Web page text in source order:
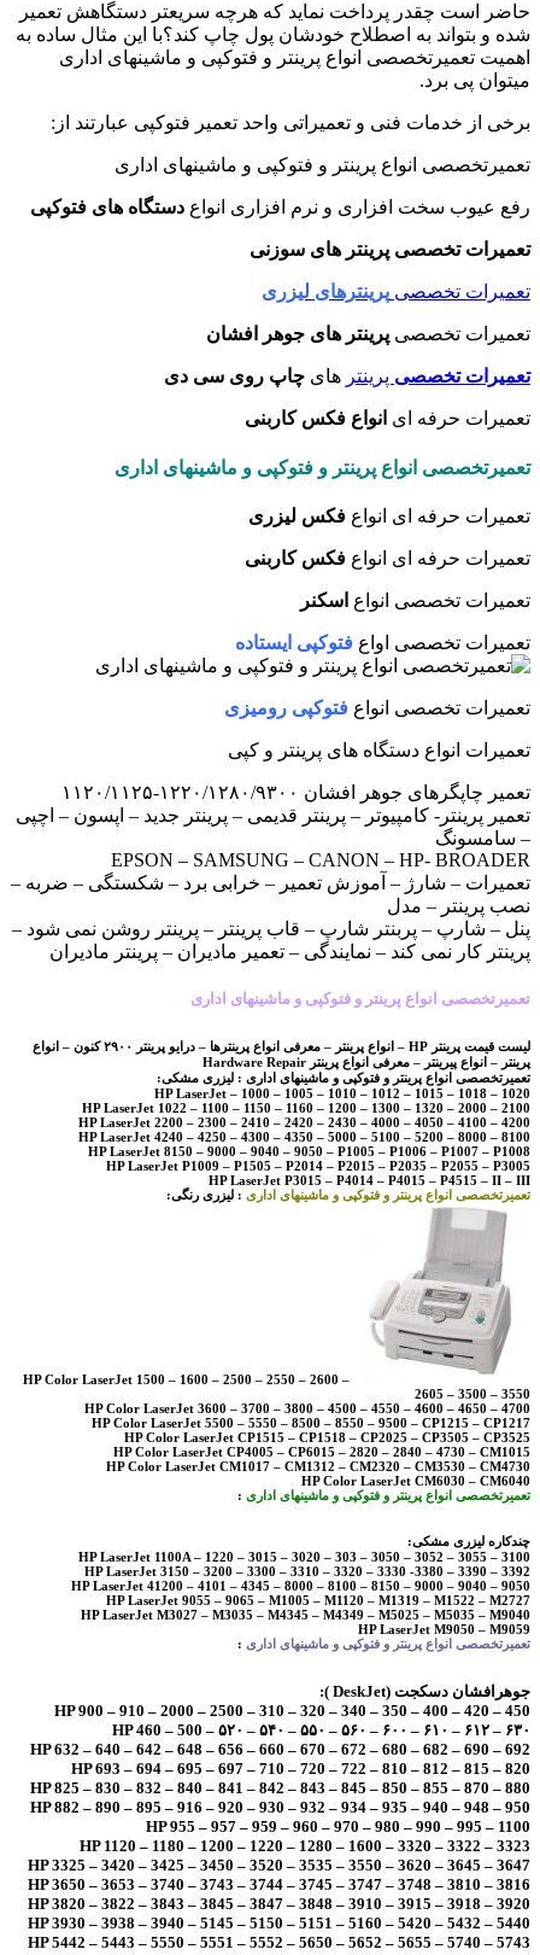
حاضر است چقدر پرداخت نماید که هرچه سریعتر دستگاهش تعمیر
شده و بتواند به اصطلاح خودشان پول چاپ کند؟با این مثال ساده به
اهمیت تعمیرتخصصی انواع پرینتر و فتوکپی و ماشینهای اداری
میتوان پی برد.
برخی از خدمات فنی و تعمیراتی واحد تعمیر فتوکپی عبارتند از:
تعمیرتخصصی انواع پرینتر و فتوکپی و ماشینهای اداری
رفع عیوب سخت افزاری و نرم افزاری انواع دستگاه های فتوکپی
تعمیرات تخصصی پرینتر های سوزنی
تعمیرات تخصصی پرینترهای لیزری
تعمیرات تخصصی پرینتر های جوهر افشان
تعمیرات تخصصی پرینتر های چاپ روی سی دی
تعمیرات حرفه ای انواع فکس کاربنی
تعمیرتخصصی انواع پرینتر و فتوکپی و ماشینهای اداری
تعمیرات حرفه ای انواع فکس لیزری
تعمیرات حرفه ای انواع فکس کاربنی
تعمیرات تخصصی انواع اسکنر
تعمیرات تخصصی اواع فتوکپی ایستاده
تعمیرات تخصصی انواع فتوکپی رومیزی
تعمیرات انواع دستگاه های پرینتر و کپی
تعمیر چاپگرهای جوهر افشان ۱۲۲۰/۱۲۸۰/۹۳۰۰-۱۱۲۰/۱۱۲۵
تعمیر پرینتر- کامپیوتر – پرینتر قدیمی – پرینتر جدید – اپسون – اچپی
– سامسونگ
EPSON – SAMSUNG – CANON – HP- BROADER
تعمیرات – شارژ – آموزش تعمیر – خرابی برد – شکستگی – ضربه –
نصب پرینتر – مدل
پنل – شارپ – پربنتر شارپ – قاب پرینتر – پرینتر روشن نمی شود –
پرینتر کار نمی کند – نمایندگی – تعمیر مادیران – پرینتر مادیران
تعمیرتخصصی انواع پرینتر و فتوکپی و ماشینهای اداری
لیست قیمت پرینتر HP – انواع پرینتر – معرفی انواع پرینترها – درایو پرینتر ۲۹۰۰ کنون – انواع
پرینتر – انواع پیرینتر – معرفی انواع پرینتر Hardware Repair
تعمیرتخصصی انواع پرینتر و فتوکپی و ماشینهای اداری : لیزری مشکی:
HP LaserJet – 1000 – 1005 – 1010 – 1012 – 1015 – 1018 – 1020
HP LaserJet 1022 – 1100 – 1150 – 1160 – 1200 – 1300 – 1320 – 2000 – 2100
HP LaserJet 2200 – 2300 – 2410 – 2420 – 2430 – 4000 – 4050 – 4100 – 4200
HP LaserJet 4240 – 4250 – 4300 – 4350 – 5000 – 5100 – 5200 – 8000 – 8100
HP LaserJet 8150 – 9000 – 9040 – 9050 – P1005 – P1006 – P1007 – P1008
HP LaserJet P1009 – P1505 – P2014 – P2015 – P2035 – P2055 – P3005
HP LaserJet P3015 – P4014 – P4015 – P4515 – II – III
تعمیرتخصصی انواع پرینتر و فتوکپی و ماشینهای اداری : لیزری رنگی:
HP Color LaserJet 1500 – 1600 – 2500 – 2550 – 2600 –
2605 – 3500 – 3550
HP Color LaserJet 3600 – 3700 – 3800 – 4500 – 4550 – 4600 – 4650 – 4700
HP Color LaserJet 5500 – 5550 – 8500 – 8550 – 9500 – CP1215 – CP1217
HP Color LaserJet CP1515 – CP1518 – CP2025 – CP3505 – CP3525
HP Color LaserJet CP4005 – CP6015 – 2820 – 2840 – 4730 – CM1015
HP Color LaserJet CM1017 – CM1312 – CM2320 – CM3530 – CM4730
HP Color LaserJet CM6030 – CM6040
تعمیرتخصصی انواع پرینتر و فتوکپی و ماشینهای اداری :
چندکاره لیزری مشکی:
HP LaserJet 1100A – 1220 – 3015 – 3020 – 303 – 3050 – 3052 – 3055 – 3100
HP LaserJet 3150 – 3200 – 3300 – 3310 – 3320 – 3330 -3380 – 3390 – 3392
HP LaserJet 41200 – 4101 – 4345 – 8000 – 8100 – 8150 – 9000 – 9040 – 9050
HP LaserJet 9055 – 9065 – M1005 – M1120 – M1319 – M1522 – M2727
HP LaserJet M3027 – M3035 – M4345 – M4349 – M5025 – M5035 – M9040
HP LaserJet M9050 – M9059
تعمیرتخصصی انواع پرینتر و فتوکپی و ماشینهای اداری :
جوهرافشان دسکجت (DeskJet ):
HP 900 – 910 – 2000 – 2500 – 310 – 320 – 340 – 350 – 400 – 420 – 450
HP 460 – 500 – ۵۲۰ – ۵۴۰ – ۵۵۰ – ۵۶۰ – ۶۰۰ – ۶۱۰ – ۶۱۲ – ۶۳۰
HP 632 – 640 – 642 – 648 – 656 – 660 – 670 – 672 – 680 – 682 – 690 – 692
HP 693 – 694 – 695 – 697 – 710 – 720 – 722 – 810 – 812 – 815 – 820
HP 825 – 830 – 832 – 840 – 841 – 842 – 843 – 845 – 850 – 855 – 870 – 880
HP 882 – 890 – 895 – 916 – 920 – 930 – 932 – 934 – 935 – 940 – 948 – 950
HP 955 – 957 – 959 – 960 – 970 – 980 – 990 – 995 – 1100
HP 1120 – 1180 – 1200 – 1220 – 1280 – 1600 – 3320 – 3322 – 3323
HP 3325 – 3420 – 3425 – 3450 – 3520 – 3535 – 3550 – 3620 – 3645 – 3647
HP 3650 – 3653 – 3740 – 3743 – 3744 – 3745 – 3747 – 3748 – 3810 – 3816
HP 3820 – 3822 – 3843 – 3845 – 3847 – 3848 – 3910 – 3915 – 3918 – 3920
HP 3930 – 3938 – 3940 – 5145 – 5150 – 5151 – 5160 – 5420 – 5432 – 5440
HP 5442 – 5443 – 5550 – 5551 – 5552 – 5650 – 5652 – 5655 – 5740 – 5743